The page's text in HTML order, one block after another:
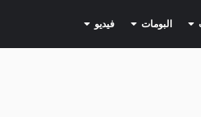
(current) البومات (current) فيديو (current)